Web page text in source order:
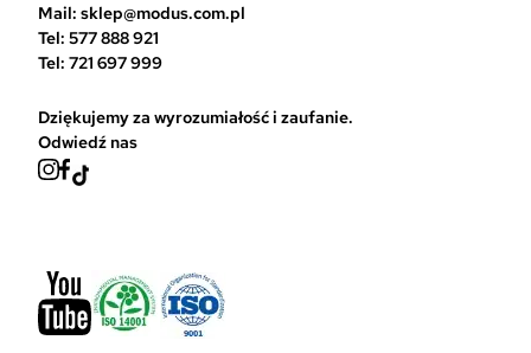
i
Mail: sklep@modus.com.pl
Tel: 577 888 921
Tel: 721 697 999
Dziękujemy za wyrozumiałość i zaufanie.
Odwiedź nas